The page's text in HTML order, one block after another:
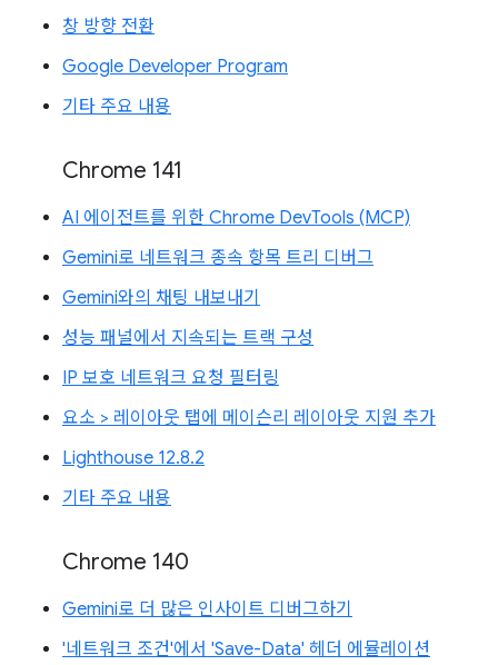
창 방향 전환
Google Developer Program
기타 주요 내용
Chrome 141
AI 에이전트를 위한 Chrome DevTools (MCP)
Gemini로 네트워크 종속 항목 트리 디버그
Gemini와의 채팅 내보내기
성능 패널에서 지속되는 트랙 구성
IP 보호 네트워크 요청 필터링
요소 > 레이아웃 탭에 메이슨리 레이아웃 지원 추가
Lighthouse 12.8.2
기타 주요 내용
Chrome 140
Gemini로 더 많은 인사이트 디버그하기
'네트워크 조건'에서 'Save-Data' 헤더 에뮬레이션